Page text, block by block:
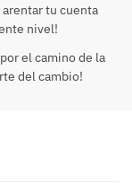
tu cuenta
nivel!
el camino de la
del cambio!